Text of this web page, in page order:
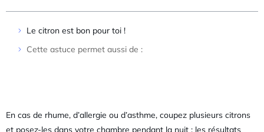
Le citron est bon pour toi !
Cette astuce permet aussi de :
En cas de rhume, d’allergie ou d’asthme, coupez plusieurs citrons
et posez-les dans votre chambre pendant la nuit : les résultats